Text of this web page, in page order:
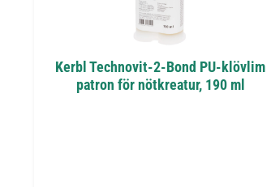
Kerbl Technovit-2-Bond PU-klövlim
patron för nötkreatur, 190 ml